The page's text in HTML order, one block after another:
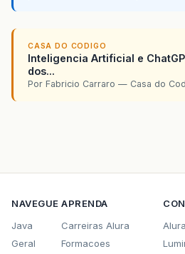
CASA DO CODIGO
Inteligencia Artificial e
dos...
Por Fabricio Carraro — Casa do
NAVEGUE
Java
Geral
APRENDA
Carreiras Alura
Formacoes
Alura